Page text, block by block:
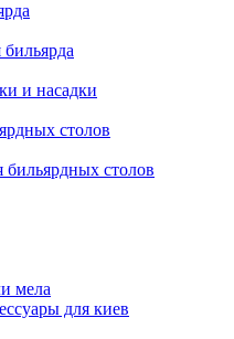
и насадки
столов
бильярдных столов
мела
для киев